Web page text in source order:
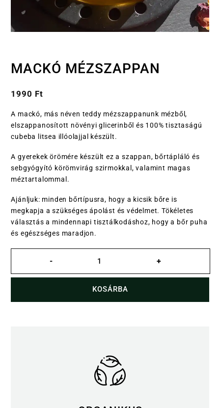
MACKÓ MÉZSZAPPAN
1990 Ft
A mackó, más néven teddy mézszappanunk mézből,
elszappanosított növényi glicerinből és 100% tisztaságú
cubeba litsea illóolajjal készült.
A gyerekek örömére készült ez a szappan, bőrtápláló és
sebgyógyító körömvirág szirmokkal, valamint magas
méztartalommal.
Ajánljuk: minden bőrtípusra, hogy a kicsik bőre is
megkapja a szükséges ápolást és védelmet. Tökéletes
választás a mindennapi tisztálkodáshoz, hogy a bőr puha
és egészséges maradjon.
- +
KOSÁRBA